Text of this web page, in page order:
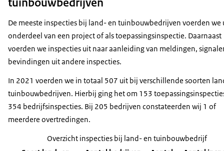
De meeste inspecties bij land- en tuinbouwbedrijven voerden we
onderdeel van een project of als toepassingsinspectie. Daarnaast
voerden we inspecties uit naar aanleiding van meldingen,
bevindingen uit andere inspecties.
In 2021 voerden we in totaal 507 uit bij verschillende soorten
tuinbouwbedrijven. Hierbij ging het om 153
354 bedrijfsinspecties. Bij 205 bedrijven constateerden wij 1 of
meerdere overtredingen.
Overzicht inspecties bij land- en tuinbouwbedrijf